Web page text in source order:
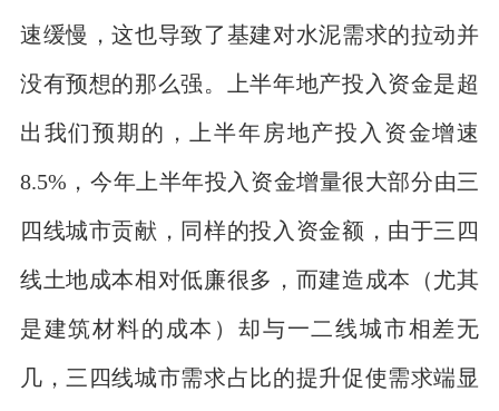
速缓慢，这也导致了基建对水泥需求的拉动并
没有预想的那么强。上半年地产投入资金是超
出我们预期的，上半年房地产投入资金增速
8.5%，今年上半年投入资金增量很大部分由三
四线城市贡献，同样的投入资金额，由于三四
线土地成本相对低廉很多，而建造成本（尤其
是建筑材料的成本）却与一二线城市相差无
几，三四线城市需求占比的提升促使需求端显